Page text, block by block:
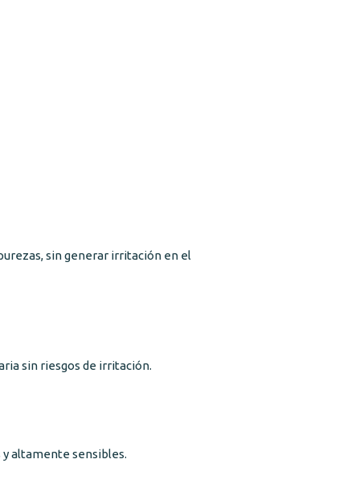
sin generar irritación en el
sin riesgos de irritación.
altamente sensibles.